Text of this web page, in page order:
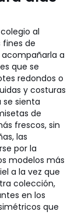
al
fines de
a
que se
redondos o
y costuras
se sienta
de
frescos, sin
las
por la
modelos más
a la vez que
colección,
en los
que